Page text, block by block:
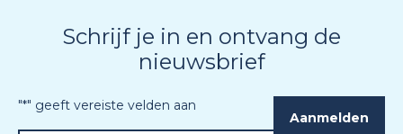
Schrijf je in en ontvang de
nieuwsbrief
"*" geeft vereiste velden aan